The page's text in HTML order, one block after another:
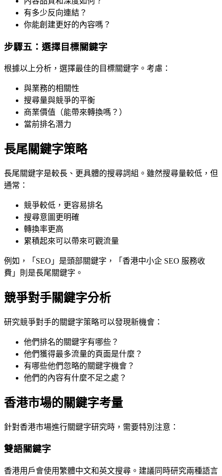
有多少反向連結？
你能創建更好的內容嗎？
步驟五：選擇目標關鍵字
根據以上分析，選擇最佳的目標關鍵字。考慮：
與業務的相關性
搜尋量與競爭的平衡
商業價值（能帶來轉換嗎？）
當前排名潛力
長尾關鍵字策略
長尾關鍵字是較長、更具體的搜尋詞組。雖然搜尋量較低，但
通常：
競爭較低，更容易排名
搜尋意圖更明確
轉換率更高
累積起來可以帶來可觀流量
例如，「SEO」是頭部關鍵字，「香港中小企 SEO 服務收
費」則是長尾關鍵字。
競爭對手關鍵字分析
研究競爭對手的關鍵字策略可以發現新機會：
他們排名的關鍵字有哪些？
他們獲得最多流量的頁面是什麼？
有哪些他們忽略的關鍵字機會？
他們的內容有什麼不足之處？
香港市場的關鍵字考量
針對香港市場進行關鍵字研究時，需要特別注意：
雙語關鍵字
香港用戶會使用繁體中文和英文搜尋。建議同時研究兩種語言